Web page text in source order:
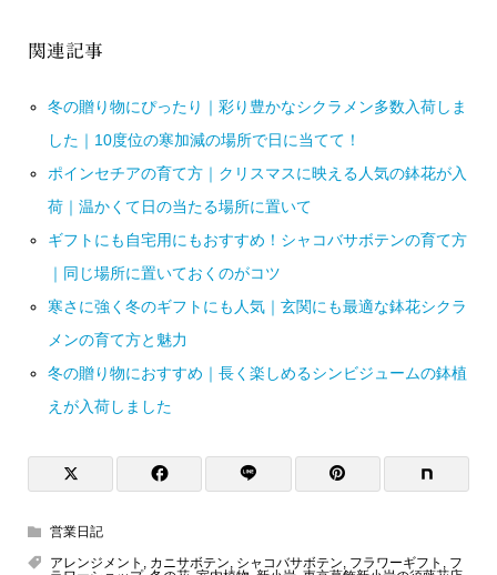
関連記事
冬の贈り物にぴったり｜彩り豊かなシクラメン多数入荷しま
した｜10度位の寒加減の場所で日に当てて！
ポインセチアの育て方｜クリスマスに映える人気の鉢花が入
荷｜温かくて日の当たる場所に置いて
ギフトにも自宅用にもおすすめ！シャコバサボテンの育て方
｜同じ場所に置いておくのがコツ
寒さに強く冬のギフトにも人気｜玄関にも最適な鉢花シクラ
メンの育て方と魅力
冬の贈り物におすすめ｜長く楽しめるシンビジュームの鉢植
えが入荷しました
営業日記
アレンジメント , カニサボテン, シャコバサボテン, フラワーギフト , フ